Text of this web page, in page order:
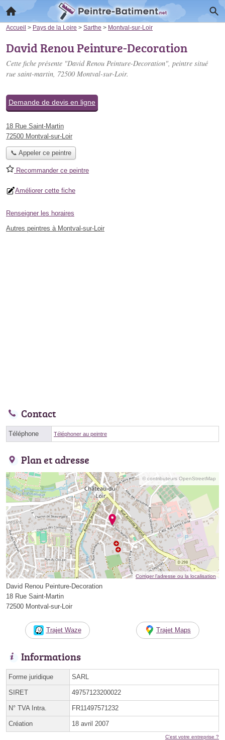
Accueil > Pays de la Loire > Sarthe > Montval-sur-Loir
David Renou Peinture-Decoration
Cette fiche présente "David Renou Peinture-Decoration", peintre situé
rue saint-martin, 72500 Montval-sur-Loir.
Demande de devis en ligne
18 Rue Saint-Martin
72500 Montval-sur-Loir
📞 Appeler ce peintre
Recommander ce peintre
Améliorer cette fiche
Renseigner les horaires
Autres peintres à Montval-sur-Loir
Contact
Téléphone Téléphoner au peintre
Plan et adresse
© contributeurs OpenStreetMap
Corriger l’adresse ou la localisation
David Renou Peinture-Decoration
18 Rue Saint-Martin
72500 Montval-sur-Loir
Trajet Waze Trajet Maps
Informations
Forme juridique SARL
SIRET 49757123200022
N° TVA Intra. FR11497571232
Création 18 avril 2007
C'est votre entreprise ?